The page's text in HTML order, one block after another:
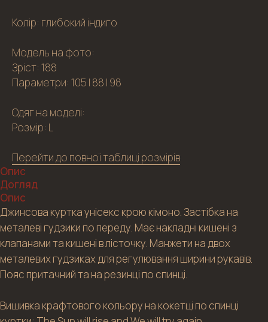
Колір: глибокий індиго
Модель на фото:
Зріст: 188
Параметри: 105 | 88 | 98
Одяг на моделі:
Розмір: L
Перейти до повної таблиці розмірів
Опис
Догляд
Опис
Джинсова куртка унісекс крою кімоно. Застібка на
металеві гудзики по переду. Має накладні кишені з
клапанами та кишені в лісточку. Манжети на двох
металевих гудзиках для регулювання ширини рукавів.
Пояс притачний та на резинці по спинці.
Вишивка крафтового кольору на кокетці по спинці